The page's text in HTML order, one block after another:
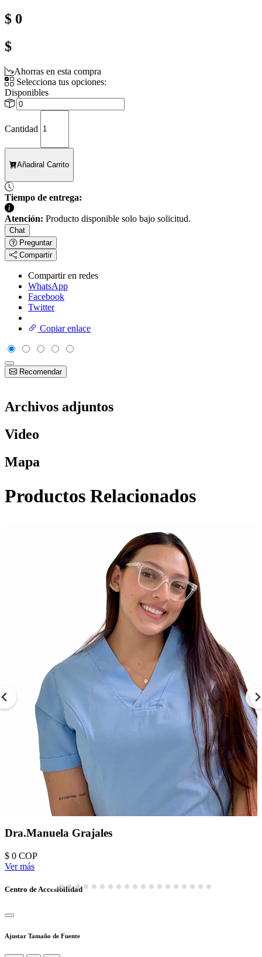
$ 0
$
Ahorras en esta compra
Selecciona tus opciones:
Disponibles
Cantidad
Añadiral Carrito
Tiempo de entrega:
Atención: Producto disponible solo bajo solicitud.
Chat
Preguntar
Compartir
Compartir en redes
WhatsApp
Facebook
Twitter
Copiar enlace
Recomendar
Archivos adjuntos
Video
Mapa
Productos Relacionados
Dra.Manuela Grajales
$ 0 COP
Ver más
Centro de Accesibilidad
Ajustar Tamaño de Fuente